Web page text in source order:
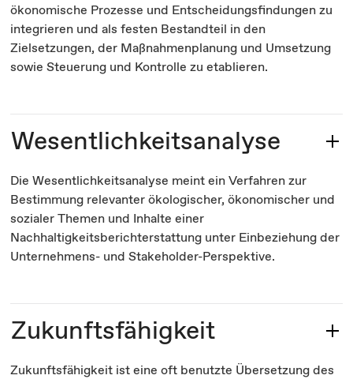
ökonomische Prozesse und Entscheidungsfindungen zu
integrieren und als festen Bestandteil in den
Zielsetzungen, der Maßnahmenplanung und Umsetzung
sowie Steuerung und Kontrolle zu etablieren.
Wesentlichkeitsanalyse
Die Wesentlichkeitsanalyse meint ein Verfahren zur
Bestimmung relevanter ökologischer, ökonomischer und
sozialer Themen und Inhalte einer
Nachhaltigkeitsberichterstattung unter Einbeziehung der
Unternehmens- und Stakeholder-Perspektive.
Zukunftsfähigkeit
Zukunftsfähigkeit ist eine oft benutzte Übersetzung des